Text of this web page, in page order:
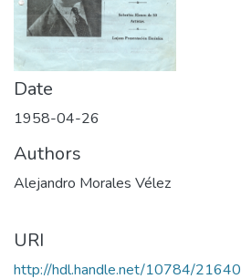
Date
1958-04-26
Authors
Alejandro Morales Vélez
URI
http://hdl.handle.net/10784/21640